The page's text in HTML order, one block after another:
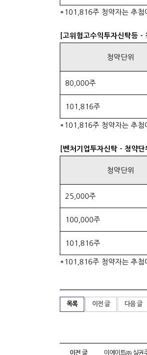
*101,816주 청약자는 추첨
[고위험고수익투자신탁등
청약단위
80,000주
101,816주
*101,816주 청약자는 추첨
[벤처기업투자신탁 - 청약
청약단위
25,000주
100,000주
101,816주
*101,816주 청약자는 추첨
목록 이전 글 다음 글
이전 글 이에이트㈜ 실권